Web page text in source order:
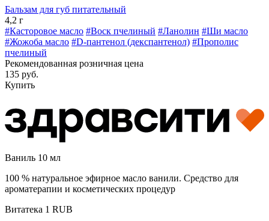
Бальзам для губ питательный
4,2 г
#Касторовое масло #Воск пчелиный #Ланолин #Ши масло
#Жожоба масло #D-пантенол (декспантенол) #Прополис
пчелиный
Рекомендованная розничная цена
135 руб.
Купить
Ваниль 10 мл
100 % натуральное эфирное масло ванили. Средство для
ароматерапии и косметических процедур
Витатека 1 RUB